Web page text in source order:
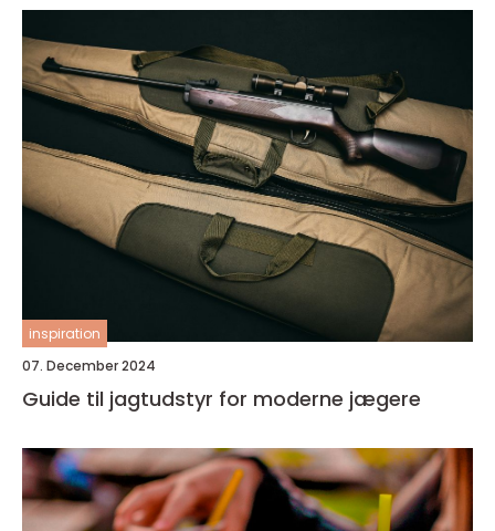
inspiration
07. December 2024
Guide til jagtudstyr for moderne jægere